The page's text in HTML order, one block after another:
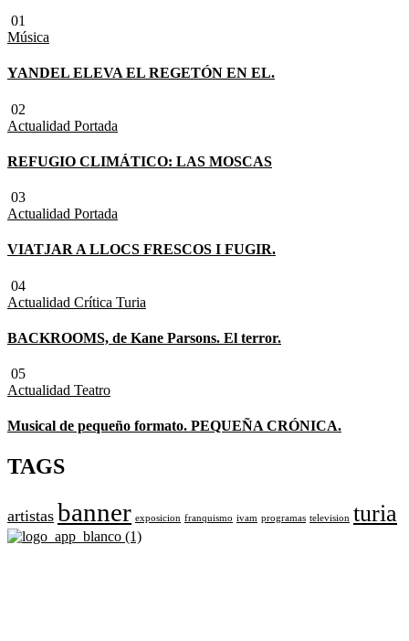
01
Música
YANDEL ELEVA EL REGETÓN EN EL.
02
Actualidad Portada
REFUGIO CLIMÁTICO: LAS MOSCAS
03
Actualidad Portada
VIATJAR A LLOCS FRESCOS I FUGIR.
04
Actualidad Crítica Turia
BACKROOMS, de Kane Parsons. El terror.
05
Actualidad Teatro
Musical de pequeño formato. PEQUEÑA CRÓNICA.
TAGS
artistas banner exposicion franquismo ivam programas television turia